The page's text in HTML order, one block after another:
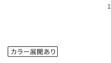
1